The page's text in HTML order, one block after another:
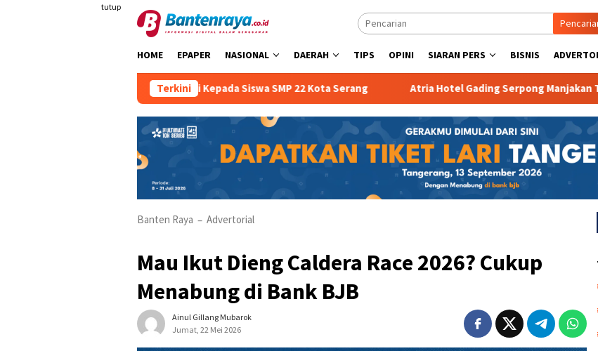
tutup
HOME EPAPER NASIONAL DAERAH TIPS OPINI SIARAN PERS BISNIS
Terkini
Berkendara Sejak Dini Kepada Siswa SMP 22 Kota Serang Atria Hotel Gading Serpong Manjakan Tamu dengan
Banten Raya – Advertorial
Mau Ikut Dieng Caldera Race 2026? Cukup
Menabung di Bank BJB
Ainul Gillang Mubarok
Jumat, 22 Mei 2026